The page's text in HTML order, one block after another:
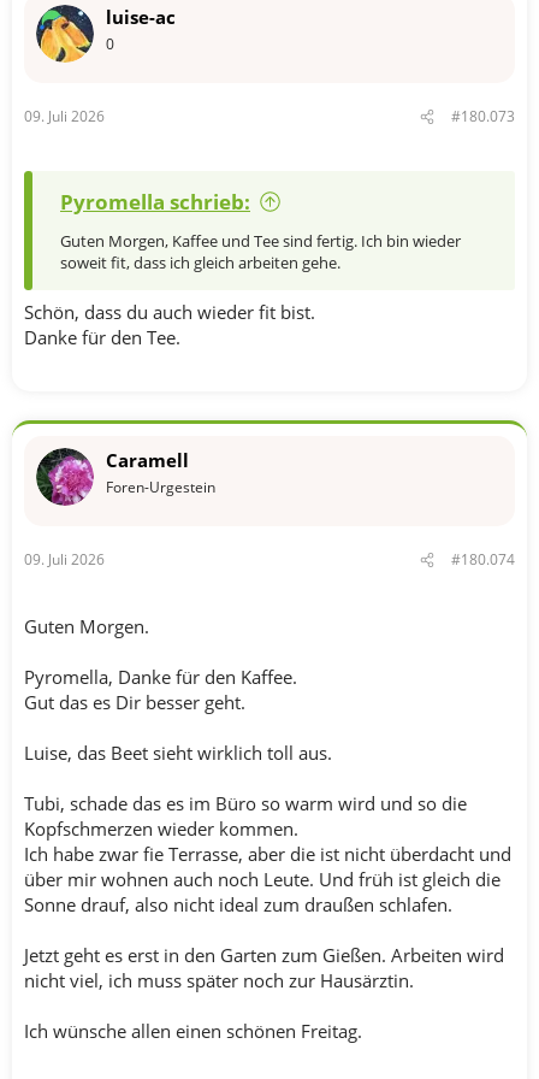
o
:
luise-ac
0
09. Juli 2026 #180.073
Pyromella schrieb:
Guten Morgen, Kaffee und Tee sind fertig. Ich bin wieder
soweit fit, dass ich gleich arbeiten gehe.
Schön, dass du auch wieder fit bist.
Danke für den Tee.
Caramell
Foren-Urgestein
09. Juli 2026 #180.074
Guten Morgen.
Pyromella, Danke für den Kaffee.
Gut das es Dir besser geht.
Luise, das Beet sieht wirklich toll aus.
Tubi, schade das es im Büro so warm wird und so die
Kopfschmerzen wieder kommen.
Ich habe zwar fie Terrasse, aber die ist nicht überdacht und
über mir wohnen auch noch Leute. Und früh ist gleich die
Sonne drauf, also nicht ideal zum draußen schlafen.
Jetzt geht es erst in den Garten zum Gießen. Arbeiten wird
nicht viel, ich muss später noch zur Hausärztin.
Ich wünsche allen einen schönen Freitag.